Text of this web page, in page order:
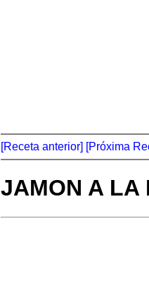
[Receta anterior] [Próxima
JAMON A LA